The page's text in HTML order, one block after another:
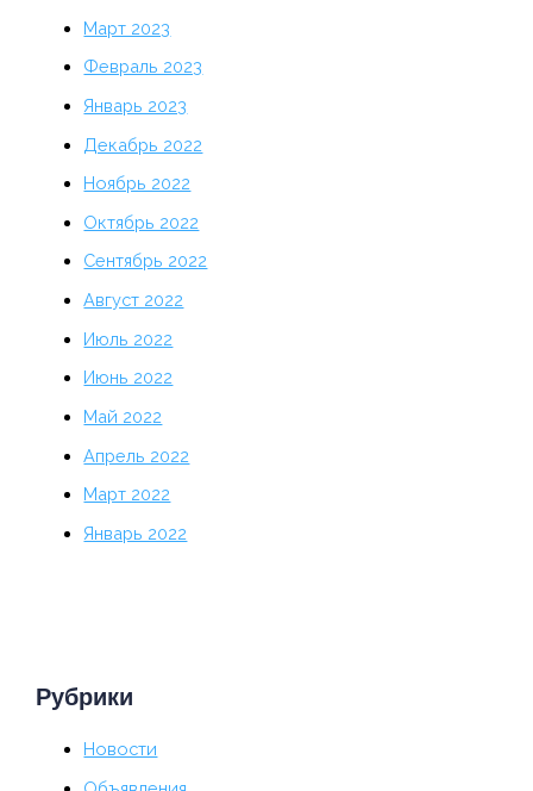
Март 2023
Февраль 2023
Январь 2023
Декабрь 2022
Ноябрь 2022
Октябрь 2022
Сентябрь 2022
Август 2022
Июль 2022
Июнь 2022
Май 2022
Апрель 2022
Март 2022
Январь 2022
Рубрики
Новости